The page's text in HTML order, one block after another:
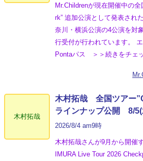
Mr.Childrenが現在開催中の
rk” 追加公演として発表され
奈川・横浜公演の4公演を対
行受付が行われています。
Pontaパス ＞＞続きをチェ
木村拓哉
木村拓哉 全国ツアー
ラインナップ公開 8/5(
2026/8/4 am9時
木村拓哉さんが9月から開催
IMURA Live Tour 2026